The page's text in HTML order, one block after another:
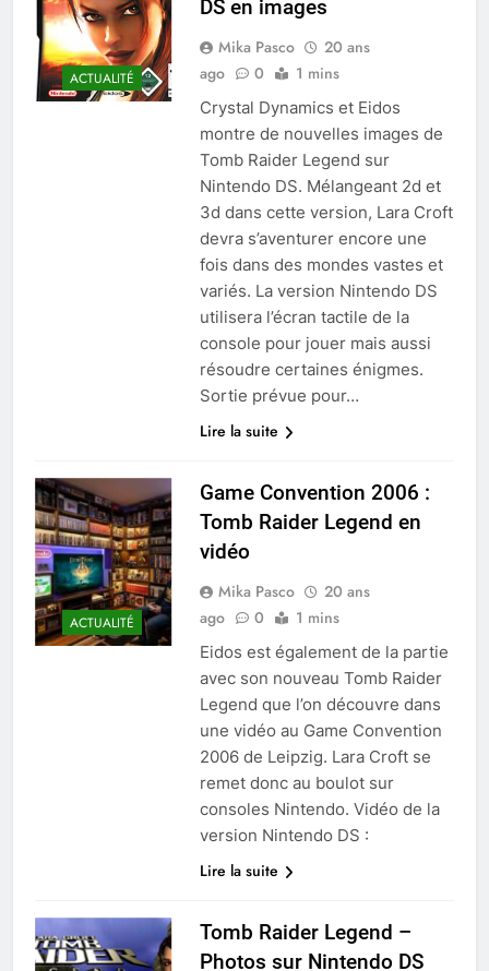
ACTUALITÉ
DS en images
Mika Pasco
20 ans
ago
0 1 mins
Crystal Dynamics et Eidos
montre de nouvelles images de
Tomb Raider Legend sur
Nintendo DS. Mélangeant 2d et
3d dans cette version, Lara Croft
devra s’aventurer encore une
fois dans des mondes vastes et
variés. La version Nintendo DS
utilisera l’écran tactile de la
console pour jouer mais aussi
résoudre certaines énigmes.
Sortie prévue pour…
Lire la suite
ACTUALITÉ
Game Convention 2006 :
Tomb Raider Legend en
vidéo
Mika Pasco
20 ans
ago
0 1 mins
Eidos est également de la partie
avec son nouveau Tomb Raider
Legend que l’on découvre dans
une vidéo au Game Convention
2006 de Leipzig. Lara Croft se
remet donc au boulot sur
consoles Nintendo. Vidéo de la
version Nintendo DS :
Lire la suite
Tomb Raider Legend –
Photos sur Nintendo DS